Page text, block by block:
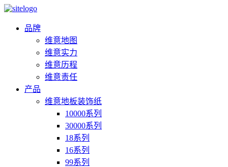
品牌
维意地图
维意实力
维意历程
维意责任
产品
维意地板装饰纸
10000系列
30000系列
18系列
16系列
99系列